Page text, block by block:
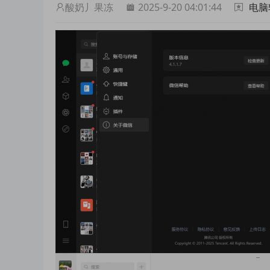
酸奶丿果冻 2025-9-20 04:01:44 电